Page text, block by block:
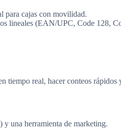
para cajas con movilidad.
lineales (EAN/UPC, Code 128,
real, hacer conteos
una herramienta de marketing.